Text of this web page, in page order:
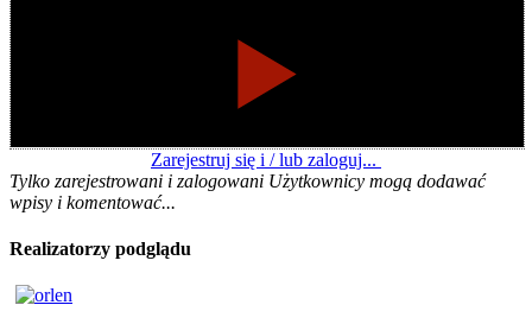
Zarejestruj się i / lub zaloguj...
Tylko zarejestrowani i zalogowani Użytkownicy mogą dodawać
wpisy i komentować...
Realizatorzy podglądu